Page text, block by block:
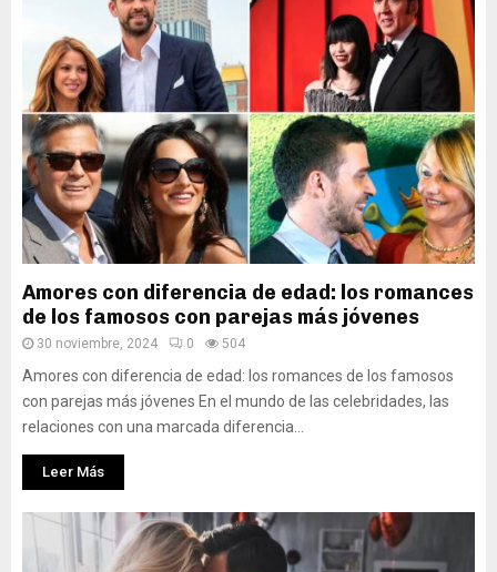
Amores con diferencia de edad: los romances
de los famosos con parejas más jóvenes
30 noviembre, 2024 0 504
Amores con diferencia de edad: los romances de los famosos
con parejas más jóvenes En el mundo de las celebridades, las
relaciones con una marcada diferencia...
Leer Más